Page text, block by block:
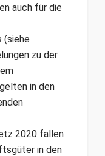
auch für die
(siehe
zu der
in den
2020 fallen
in den